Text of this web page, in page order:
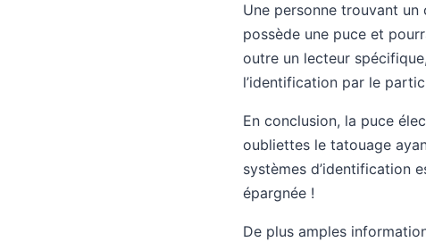
Une personne trouvant un
possède une puce et
outre un lecteur
l’identification par le
En conclusion, la puce
oubliettes le tatouage
systèmes d’identification
épargnée !
De plus amples